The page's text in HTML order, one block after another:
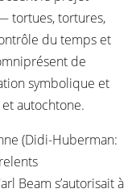
tortues, tortures,
du temps et
de
symbolique et
autochtone.
(Didi-Huberman:
Beam s’autorisait à